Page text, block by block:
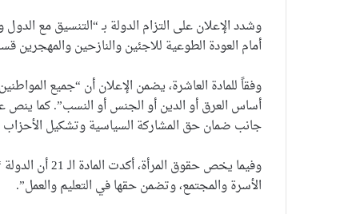
وشدد الإعلان على التزام الدولة بـ “التنسيق مع
أمام العودة الطوعية للاجئين والنازحين والمهجرين
وفقاً للمادة العاشرة، يضمن الإعلان أن “جميع
أساس العرق أو الدين أو الجنس أو النسب”. كما ينص
جانب ضمان حق المشاركة السياسية وتشكيل
وفيما يخص
الأسرة والمجتمع، وتضمن حقها في التعليم والعمل”.